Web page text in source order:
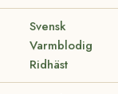
Svensk
Varmblodig
Ridhäst